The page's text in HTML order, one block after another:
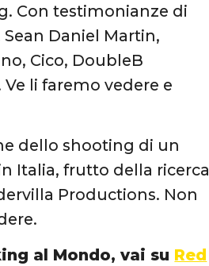
Con testimonianze di
Daniel Martin,
Cico, DoubleB
li faremo vedere e
dello shooting di un
Italia, frutto della ricerca
Productions. Non
al Mondo, vai su Red